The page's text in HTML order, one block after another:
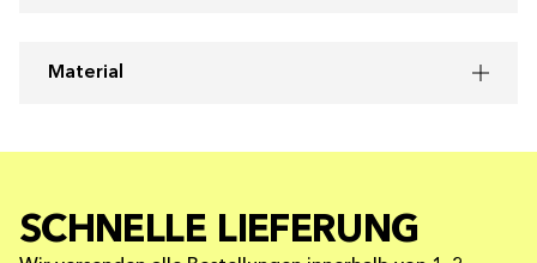
Material
SCHNELLE LIEFERUNG